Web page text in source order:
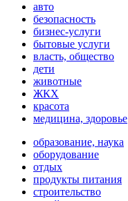
авто
безопасность
бизнес-услуги
бытовые услуги
власть, общество
дети
животные
ЖКХ
красота
медицина, здоровье
образование, наука
оборудование
отдых
продукты питания
строительство